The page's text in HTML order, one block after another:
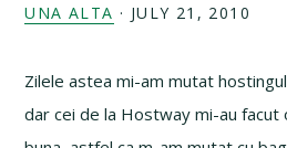
UNA ALTA · JULY 21, 2010
Zilele astea mi-am mutat
dar cei de la Hostway mi-au